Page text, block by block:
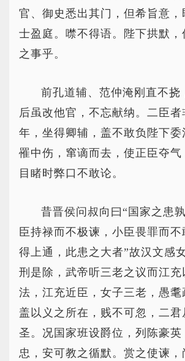
官、御史悉出其门，但希旨意，
士盈庭。噤不得语。陛下拱默
之事乎。
前孔道辅、范仲淹刚直不挠
后虽改他官，不忘献纳。二臣
年，坐得卿辅，盖不敢负陛下委
罹中伤，窜谪而去，使正臣夺气
目睹时弊口不敢论。
昔晋侯问叔向曰“国家之患
臣持禄而不极谏，小臣畏罪而
得上通，此患之大者”故汉文感
刑是除，武帝听三老之议而江
法，江充近臣，女子三老，愚耄
盖以义之所在，贱不可忽，二
圣。况国家班设爵位，列陈豪英
忠，安可教之循默。赏之使谏